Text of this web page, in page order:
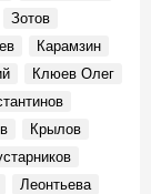
Зотов
Карамзин
Клюев Олег
Крылов
Леонтьева